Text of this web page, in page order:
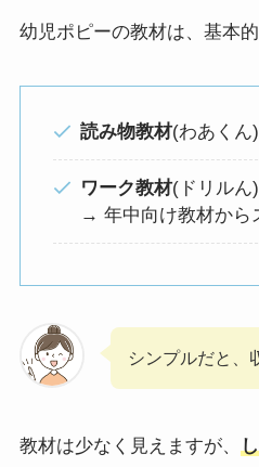
幼児ポピーの教材は、基本的
読み物教材(わあくん)
ワーク教材(ドリルん)
→ 年中向け教材から
シンプルだと、
教材は少なく見えますが、